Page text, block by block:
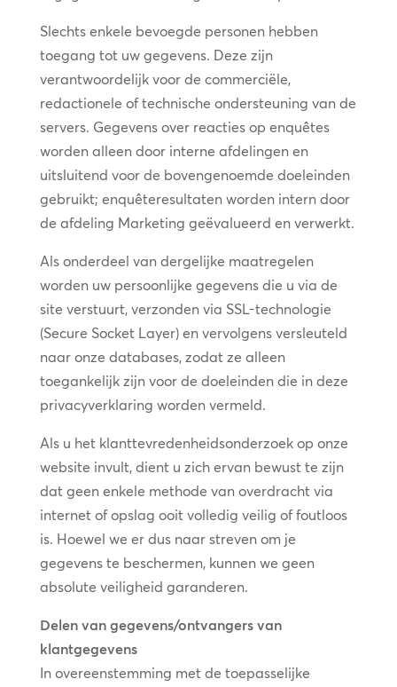
Slechts enkele bevoegde personen hebben
toegang tot uw gegevens. Deze zijn
verantwoordelijk voor de commerciële,
redactionele of technische ondersteuning van de
servers. Gegevens over reacties op enquêtes
worden alleen door interne afdelingen en
uitsluitend voor de bovengenoemde doeleinden
gebruikt; enquêteresultaten worden intern door
de afdeling Marketing geëvalueerd en verwerkt.
Als onderdeel van dergelijke maatregelen
worden uw persoonlijke gegevens die u via de
site verstuurt, verzonden via SSL-technologie
(Secure Socket Layer) en vervolgens versleuteld
naar onze databases, zodat ze alleen
toegankelijk zijn voor de doeleinden die in deze
privacyverklaring worden vermeld.
Als u het klanttevredenheidsonderzoek op onze
website invult, dient u zich ervan bewust te zijn
dat geen enkele methode van overdracht via
internet of opslag ooit volledig veilig of foutloos
is. Hoewel we er dus naar streven om je
gegevens te beschermen, kunnen we geen
absolute veiligheid garanderen.
Delen van gegevens/ontvangers van
klantgegevens
In overeenstemming met de toepasselijke